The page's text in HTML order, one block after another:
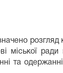
розгляд
міської
та